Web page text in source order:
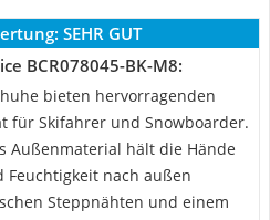
SEHR GUT
BCR078045-BK-M8:
bieten hervorragenden
für Skifahrer und Snowboarder.
Außenmaterial hält die Hände
nach außen
Steppnähten und einem